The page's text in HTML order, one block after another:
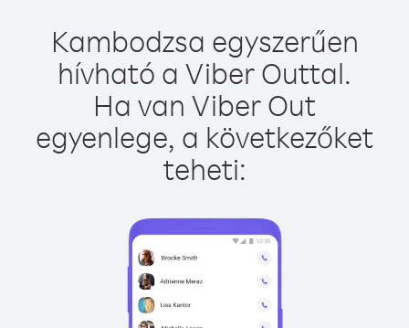
Kambodzsa egyszerűen
hívható a Viber Outtal.
Ha van Viber Out
egyenlege, a következőket
teheti: